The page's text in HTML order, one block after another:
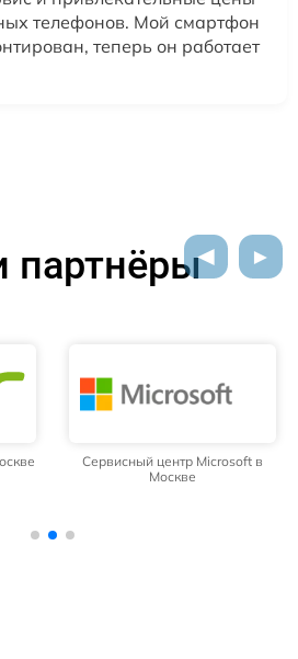
телефонов. Мой смартфон
теперь он работает
партнёры
Сервисный центр Microsoft в
Москве